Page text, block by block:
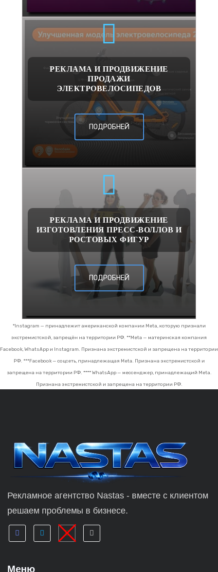
РЕКЛАМА И ПРОДВИЖЕНИЕ
ПРОДАЖИ
ЭЛЕКТРОВЕЛОСИПЕДОВ
ПОДРОБНЕЙ
РЕКЛАМА И ПРОДВИЖЕНИЕ
ИЗГОТОВЛЕНИЯ ПРЕСС-ВОЛЛОВ И
РОСТОВЫХ ФИГУР
ПОДРОБНЕЙ
*Instagram — принадлежит американской компании Meta, которую признали
экстремистской, запрещён на территории РФ. **Meta — материнская компания
Facebook, WhatsApp и Instagram. Признана экстремистской и запрещена на территории
РФ. ***Facebook — соцсеть, принадлежащая Meta. Признана экстремистской и
запрещена на территории РФ. **** WhatsApp — мессенджер, принадлежащий Meta.
Признана экстремистской и запрещена на территории РФ.
Рекламное агентство Nastas - вместе с клиентом
решаем проблемы в бизнесе.
Меню